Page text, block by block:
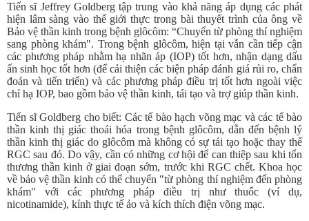
Tiến sĩ Jeffrey Goldberg tập trung vào khả năng áp dụng các phát
hiện lâm sàng vào thế giới thực trong bài thuyết trình của ông về
Bảo vệ thần kinh trong bệnh glôcôm: “Chuyển từ phòng thí nghiệm
sang phòng khám". Trong bệnh glôcôm, hiện tại vẫn cần tiếp cận
các phương pháp nhằm hạ nhãn áp (IOP) tốt hơn, nhận dạng dấu
ấn sinh học tốt hơn (để cải thiện các biện pháp đánh giá rủi ro, chẩn
đoán và tiến triển) và các phương pháp điều trị tốt hơn ngoài việc
chỉ hạ IOP, bao gồm bảo vệ thần kinh, tái tạo và trợ giúp thần kinh.
Tiến sĩ Goldberg cho biết: Các tế bào hạch võng mạc và các tế bào
thần kinh thị giác thoái hóa trong bệnh glôcôm, dẫn đến bệnh lý
thần kinh thị giác do glôcôm mà không có sự tái tạo hoặc thay thế
RGC sau đó. Do vậy, cần có những cơ hội để can thiệp sau khi tổn
thương thần kinh ở giai đoạn sớm, trước khi RGC chết. Khoa học
về bảo vệ thần kinh có thể chuyển "từ phòng thí nghiệm đến phòng
khám" với các phương pháp điều trị như thuốc (ví dụ,
nicotinamide), kính thực tế ảo và kích thích điện võng mạc.